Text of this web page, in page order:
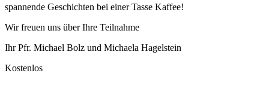
spannende Geschichten bei einer Tasse Kaffee!
Wir freuen uns über Ihre Teilnahme
Ihr Pfr. Michael Bolz und Michaela Hagelstein
Kostenlos